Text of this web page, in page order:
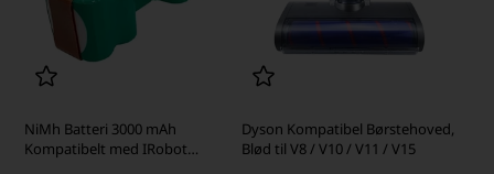
NiMh Batteri 3000 mAh
Kompatibelt med IRobot
Dyson Kompatibel Børstehoved,
Blød til V8 / V10 / V11 / V15